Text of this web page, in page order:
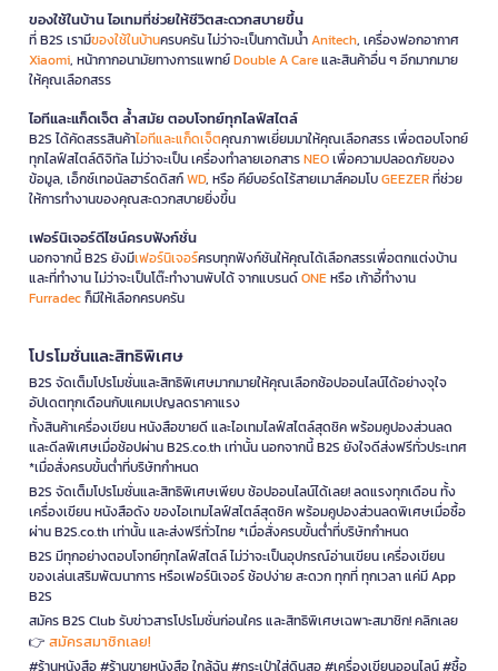
ของใช้ในบ้าน ไอเทมที่ช่วยให้ชีวิตสะดวกสบายขึ้น
ที่ B2S เรามีของใช้ในบ้านครบครัน ไม่ว่าจะเป็นกาต้มน้ำAnitech, เครื่องฟอกอากาศ
Xiaomi, หน้ากากอนามัยทางการแพทย์Double A Careและสินค้าอื่น ๆ อีกมากมาย
ให้คุณเลือกสรร
ไอทีและแก็ดเจ็ต ล้ำสมัย ตอบโจทย์ทุกไลฟ์สไตล์
B2S ได้คัดสรรสินค้าไอทีและแก็ดเจ็ตคุณภาพเยี่ยมมาให้คุณเลือกสรร เพื่อตอบโจทย์
ทุกไลฟ์สไตล์ดิจิทัล ไม่ว่าจะเป็น เครื่องทำลายเอกสารNEOเพื่อความปลอดภัยของ
ข้อมูล, เอ็กซ์เทอนัลฮาร์ดดิสก์WD, หรือ คีย์บอร์ดไร้สายเมาส์คอมโบGEEZERที่ช่วย
ให้การทำงานของคุณสะดวกสบายยิ่งขึ้น
เฟอร์นิเจอร์ดีไซน์ครบฟังก์ชั่น
นอกจากนี้ B2S ยังมีเฟอร์นิเจอร์ครบทุกฟังก์ชันให้คุณได้เลือกสรรเพื่อตกแต่งบ้าน
และที่ทำงาน ไม่ว่าจะเป็นโต๊ะทำงานพับได้ จากแบรนด์ONEหรือ เก้าอี้ทำงาน
Furradecก็มีให้เลือกครบครัน
โปรโมชั่นและสิทธิพิเศษ
B2S จัดเต็มโปรโมชั่นและสิทธิพิเศษมากมายให้คุณเลือกช้อปออนไลน์ได้อย่างจุใจ
อัปเดตทุกเดือนกับแคมเปญลดราคาแรง
ทั้งสินค้าเครื่องเขียน หนังสือขายดี และไอเทมไลฟ์สไตล์สุดชิค พร้อมคูปองส่วนลด
และดีลพิเศษเมื่อช้อปผ่าน B2S.co.th เท่านั้น นอกจากนี้ B2S ยังใจดีส่งฟรีทั่วประเทศ
*เมื่อสั่งครบขั้นต่ำที่บริษัทกำหนด
B2S จัดเต็มโปรโมชั่นและสิทธิพิเศษเพียบ ช้อปออนไลน์ได้เลย! ลดแรงทุกเดือน ทั้ง
เครื่องเขียน หนังสือดัง ของไอเทมไลฟ์สไตล์สุดชิค พร้อมคูปองส่วนลดพิเศษเมื่อซื้อ
ผ่าน B2S.co.th เท่านั้น และส่งฟรีทั่วไทย *เมื่อสั่งครบขั้นต่ำที่บริษัทกำหนด
B2S มีทุกอย่างตอบโจทย์ทุกไลฟ์สไตล์ ไม่ว่าจะเป็นอุปกรณ์อ่านเขียน เครื่องเขียน
ของเล่นเสริมพัฒนาการ หรือเฟอร์นิเจอร์ ช้อปง่าย สะดวก ทุกที่ ทุกเวลา แค่มี App
B2S
สมัคร B2S Club รับข่าวสารโปรโมชั่นก่อนใคร และสิทธิพิเศษเฉพาะสมาชิก! คลิกเลย
👉 สมัครสมาชิกเลย!
#ร้านหนังสือ #ร้านขายหนังสือ ใกล้ฉัน #กระเป๋าใส่ดินสอ #เครื่องเขียนออนไลน์ #ซื้อ